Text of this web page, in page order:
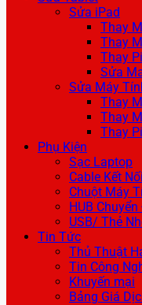
Sửa iPad
Thay
Thay
Thay
Sửa
Sửa Máy
Thay
Thay
Thay
Phụ Kiện
Sạc Laptop
Cable Kết Nối
Chuột Máy
HUB
USB/ Thẻ
Tin Tức
Thủ Thuật
Tin Công
Khuyến mại
Bảng Giá